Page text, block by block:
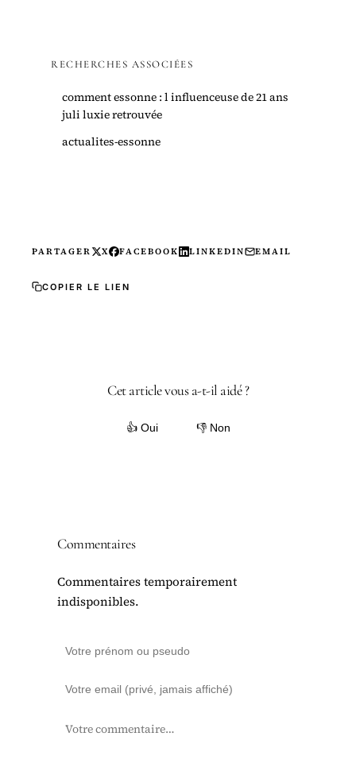
RECHERCHES ASSOCIÉES
comment essonne : l influenceuse de 21 ans
juli luxie retrouvée
actualites-essonne
PARTAGER X FACEBOOK LINKEDIN EMAIL
COPIER LE LIEN
Cet article vous a-t-il aidé ?
👍 Oui 👎 Non
Commentaires
Commentaires temporairement
indisponibles.